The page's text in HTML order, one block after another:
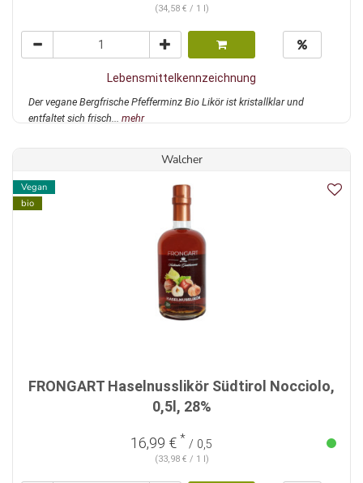
(34,58 € / 1 l)
Lebensmittelkennzeichnung
Der vegane Bergfrische Pfefferminz Bio Likör ist kristallklar und
entfaltet sich frisch... mehr
Walcher
Vegan
bio
FRONGART Haselnusslikör Südtirol Nocciolo,
0,5l, 28%
16,99 € * / 0,5
(33,98 € / 1 l)